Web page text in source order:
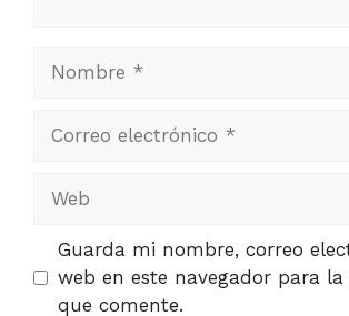
electrónico
Guarda mi nombre, correo
web en este navegador para
que comente.